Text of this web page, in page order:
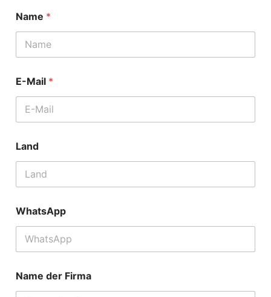
Name *
E-Mail *
Land
WhatsApp
a
c
Name der Firma